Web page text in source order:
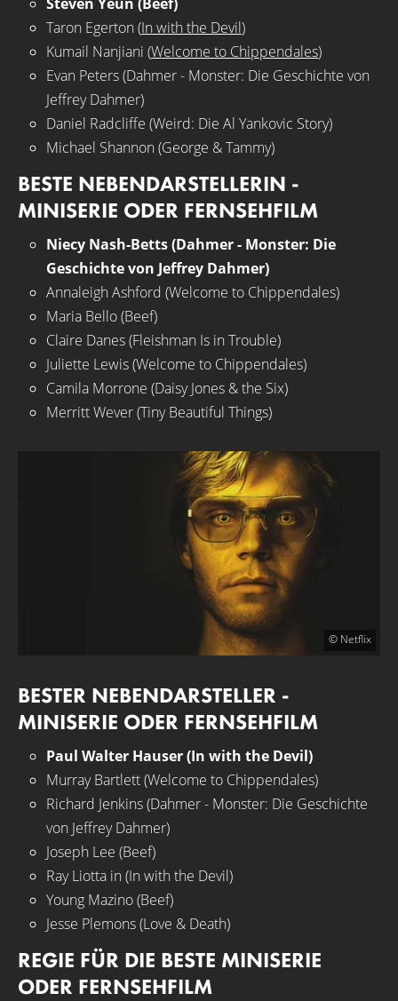
Taron Egerton (In with the Devil)
Kumail Nanjiani (Welcome to Chippendales)
Evan Peters (Dahmer - Monster: Die Geschichte von
Jeffrey Dahmer)
Daniel Radcliffe (Weird: Die Al Yankovic Story)
Michael Shannon (George & Tammy)
BESTE NEBENDARSTELLERIN -
MINISERIE ODER FERNSEHFILM
Niecy Nash-Betts (Dahmer - Monster: Die
Geschichte von Jeffrey Dahmer)
Annaleigh Ashford (Welcome to Chippendales)
Maria Bello (Beef)
Claire Danes (Fleishman Is in Trouble)
Juliette Lewis (Welcome to Chippendales)
Camila Morrone (Daisy Jones & the Six)
Merritt Wever (Tiny Beautiful Things)
© Netflix
BESTER NEBENDARSTELLER -
MINISERIE ODER FERNSEHFILM
Paul Walter Hauser (In with the Devil)
Murray Bartlett (Welcome to Chippendales)
Richard Jenkins (Dahmer - Monster: Die Geschichte
von Jeffrey Dahmer)
Joseph Lee (Beef)
Ray Liotta in (In with the Devil)
Young Mazino (Beef)
Jesse Plemons (Love & Death)
REGIE FÜR DIE BESTE MINISERIE
ODER FERNSEHFILM